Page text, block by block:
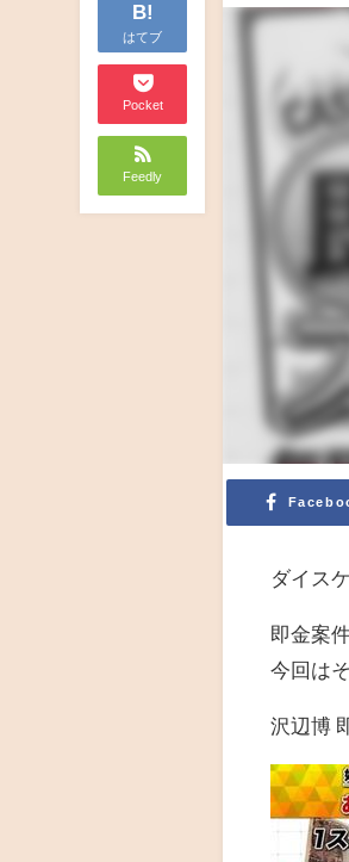
B!
はてブ
Pocket
Feedly
ダイス
即金案
今回は
沢辺博